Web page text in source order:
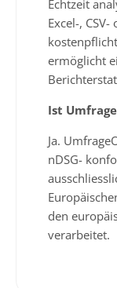
Echtzeit
Excel-,
ermöglicht
Ist
Ja.
nDSG-
den
verarbeitet.